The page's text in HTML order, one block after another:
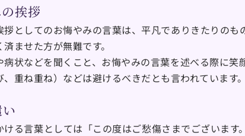
挨拶
としてのお悔やみの言葉は、平凡でありきたりの
ませた方が無難です。
状などを聞くこと、お悔やみの言葉を述べる際に
重ね重ね）などは避けるべきだとも言われていま
ける言葉としては「この度はご愁傷さまでございま